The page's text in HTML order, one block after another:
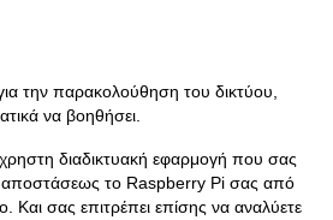
την παρακολούθηση του δικτύου,
να βοηθήσει.
διαδικτυακή εφαρμογή που σας
αποστάσεως το Raspberry Pi σας από
σας επιτρέπει επίσης να αναλύετε